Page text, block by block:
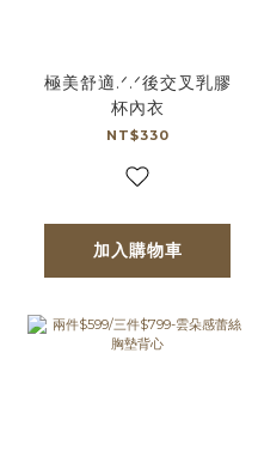
極美舒適.ᐟ.ᐟ後交叉乳膠
杯內衣
NT$330
加入購物車